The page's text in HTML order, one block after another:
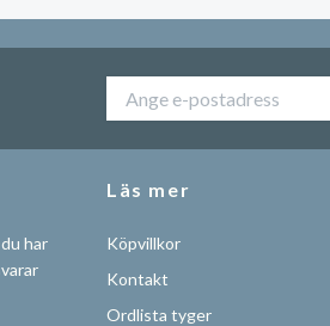
har
Läs mer
Köpvillkor
Kontakt
Ordlista tyger